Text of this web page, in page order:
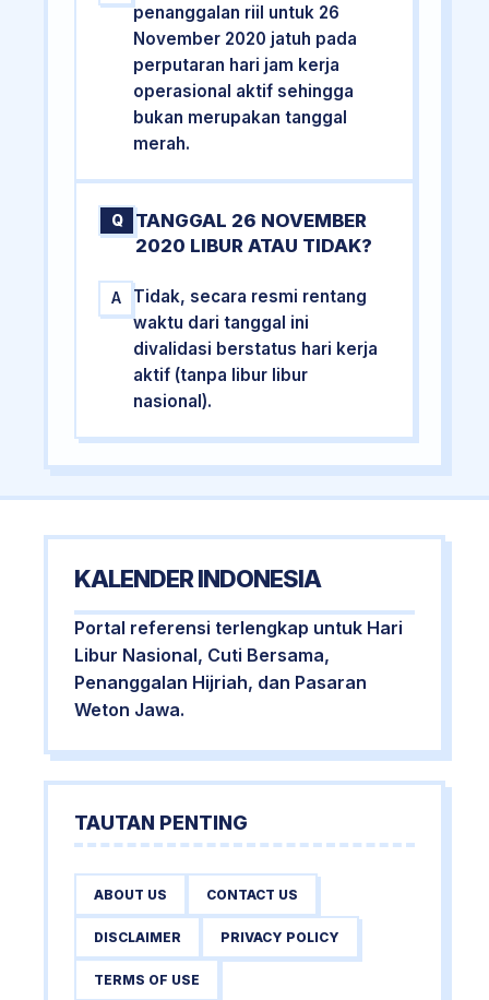
penanggalan riil untuk 26
November 2020 jatuh pada
perputaran hari jam kerja
operasional aktif sehingga
bukan merupakan tanggal
merah.
Q
TANGGAL 26 NOVEMBER
2020 LIBUR ATAU TIDAK?
A
Tidak, secara resmi rentang
waktu dari tanggal ini
divalidasi berstatus hari kerja
aktif (tanpa libur libur
nasional).
KALENDER INDONESIA
Portal referensi terlengkap untuk Hari
Libur Nasional, Cuti Bersama,
Penanggalan Hijriah, dan Pasaran
Weton Jawa.
TAUTAN PENTING
ABOUT US CONTACT US
DISCLAIMER PRIVACY POLICY
TERMS OF USE